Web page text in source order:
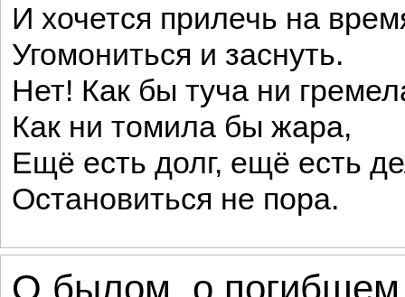
И хочется прилечь на
Угомониться и заснуть.
Нет! Как бы туча ни
Как ни томила бы жара,
Ещё есть долг, ещё есть
Остановиться не пора.
О былом, о